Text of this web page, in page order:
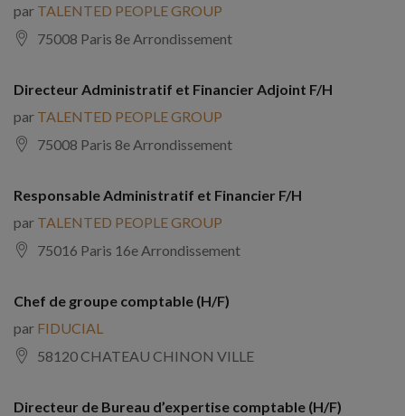
par TALENTED PEOPLE GROUP
75008 Paris 8e Arrondissement
Directeur Administratif et Financier Adjoint F/H
par TALENTED PEOPLE GROUP
75008 Paris 8e Arrondissement
Responsable Administratif et Financier F/H
par TALENTED PEOPLE GROUP
75016 Paris 16e Arrondissement
Chef de groupe comptable (H/F)
par FIDUCIAL
58120 CHATEAU CHINON VILLE
Directeur de Bureau d’expertise comptable (H/F)